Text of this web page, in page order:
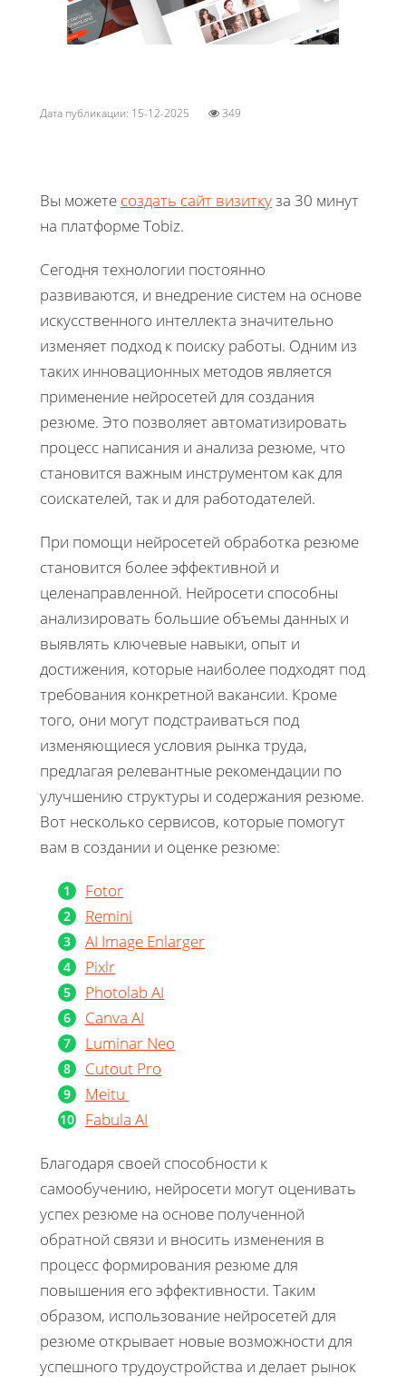
Дата публикации: 15-12-2025 349
Вы можете создать сайт визиткуза 30 минут
на платформе Tobiz.
Сегодня технологии постоянно
развиваются, и внедрение систем на основе
искусственного интеллекта значительно
изменяет подход к поиску работы. Одним из
таких инновационных методов является
применение нейросетей для создания
резюме. Это позволяет автоматизировать
процесс написания и анализа резюме, что
становится важным инструментом как для
соискателей, так и для работодателей.
При помощи нейросетей обработка резюме
становится более эффективной и
целенаправленной. Нейросети способны
анализировать большие объемы данных и
выявлять ключевые навыки, опыт и
достижения, которые наиболее подходят под
требования конкретной вакансии. Кроме
того, они могут подстраиваться под
изменяющиеся условия рынка труда,
предлагая релевантные рекомендации по
улучшению структуры и содержания резюме.
Вот несколько сервисов, которые помогут
вам в создании и оценке резюме:
Fotor
Remini
AI Image Enlarger
Pixlr
Photolab AI
Canva AI
Luminar Neo
Cutout Pro
Meitu
Fabula AI
Благодаря своей способности к
самообучению, нейросети могут оценивать
успех резюме на основе полученной
обратной связи и вносить изменения в
процесс формирования резюме для
повышения его эффективности. Таким
образом, использование нейросетей для
резюме открывает новые возможности для
успешного трудоустройства и делает рынок